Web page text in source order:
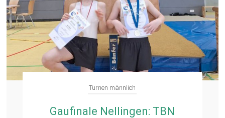
Turnen männlich
Gaufinale Nellingen: TBN